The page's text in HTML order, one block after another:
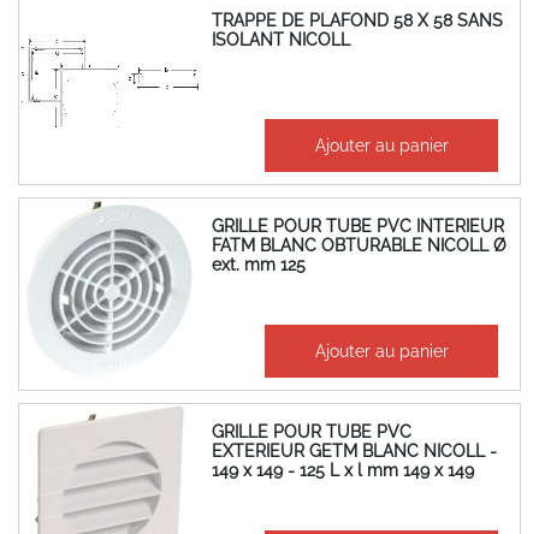
TRAPPE DE PLAFOND 58 X 58 SANS
ISOLANT NICOLL
Ajouter au panier
GRILLE POUR TUBE PVC INTERIEUR
FATM BLANC OBTURABLE NICOLL Ø
ext. mm 125
52,70 € Ajouter au panier
GRILLE POUR TUBE PVC
EXTERIEUR GETM BLANC NICOLL -
149 x 149 - 125 L x l mm 149 x 149